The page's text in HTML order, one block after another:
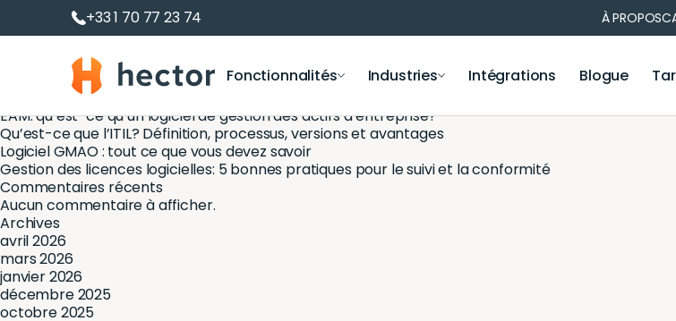
+33 1 70 77 23 74 À PROPOS
Hector Fonctionnalités
Logiciel de gestion des actifs
Suivi des actifs et du matériel
Gestion d’inventaire
Gestion de parc informatique
Gestion de logiciels et licences
Inventaire RFID
Gestion des Immobilisations
Prêts et réservations de matériel Gestion des opérations
Industries
Département informatique
Municipalité
Intégrations Blogue
Processus de gestion des stocks : étapes, méthodes et outils pour optimiser votre Inventaire et
Les Meilleures Pratiques en Gestion des Actifs Logiciels : Maximiser la Valeur et Réduire les Risques
Articles récents
Pourquoi faire un inventaire en entreprise ?
EAM: qu’est-ce qu’un logiciel de gestion des actifs d’entreprise?
Qu’est-ce que l’ITIL? Définition, processus, versions et avantages
Logiciel GMAO : tout ce que vous devez savoir
Gestion des licences logicielles: 5 bonnes pratiques pour le suivi et la conformité
Commentaires récents
Aucun commentaire à afficher.
Archives
avril 2026
mars 2026
janvier 2026
décembre 2025
octobre 2025